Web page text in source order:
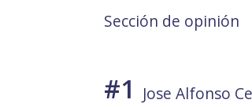
Sección de opinión
#1 Jose Alfonso